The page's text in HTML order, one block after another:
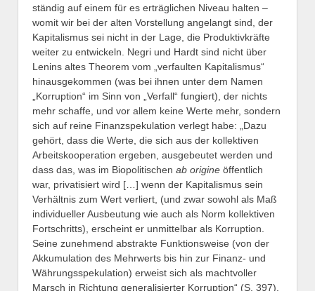
ständig auf einem für es erträglichen Niveau halten –
womit wir bei der alten Vorstellung angelangt sind, der
Kapitalismus sei nicht in der Lage, die Produktivkräfte
weiter zu entwickeln. Negri und Hardt sind nicht über
Lenins altes Theorem vom „verfaulten Kapitalismus“
hinausgekommen (was bei ihnen unter dem Namen
„Korruption“ im Sinn von „Verfall“ fungiert), der nichts
mehr schaffe, und vor allem keine Werte mehr, sondern
sich auf reine Finanzspekulation verlegt habe: „Dazu
gehört, dass die Werte, die sich aus der kollektiven
Arbeitskooperation ergeben, ausgebeutet werden und
dass das, was im Biopolitischen ab origine öffentlich
war, privatisiert wird […] wenn der Kapitalismus sein
Verhältnis zum Wert verliert, (und zwar sowohl als Maß
individueller Ausbeutung wie auch als Norm kollektiven
Fortschritts), erscheint er unmittelbar als Korruption.
Seine zunehmend abstrakte Funktionsweise (von der
Akkumulation des Mehrwerts bis hin zur Finanz- und
Währungsspekulation) erweist sich als machtvoller
Marsch in Richtung generalisierter Korruption“ (S. 397).